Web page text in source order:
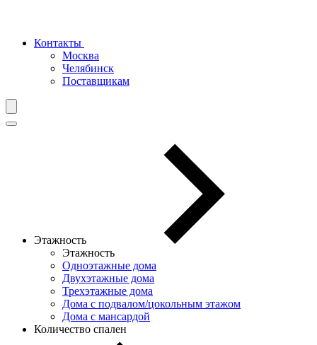
Контакты
Москва
Челябинск
Поставщикам
Этажность
Этажность
Одноэтажные дома
Двухэтажные дома
Трехэтажные дома
Дома с подвалом/цокольным этажом
Дома с мансардой
Количество спален